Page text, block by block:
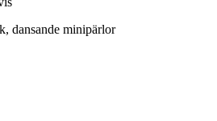
dansande minipärlor